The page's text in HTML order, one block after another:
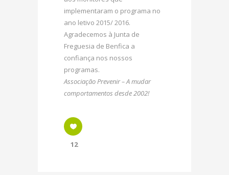
implementaram o programa no
ano letivo 2015/ 2016.
Agradecemos à Junta de
Freguesia de Benfica a
confiança nos nossos
programas.
Associação Prevenir – A mudar
comportamentos desde 2002!
12